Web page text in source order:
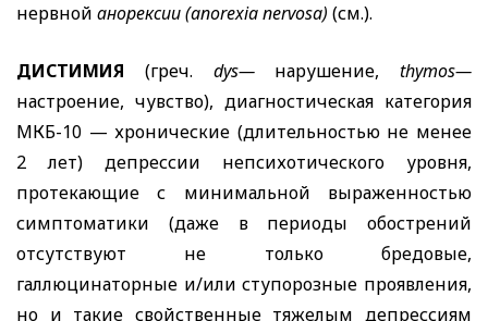
нервной анорексии (anorexianervosa) (см.).
ДИСТИМИЯ (греч. dys— нарушение, thymos—
настроение, чувство), диагностическая категория
МКБ-10 — хронические (длительностью не менее
2 лет) депрессии непсихотического уровня,
протекающие с минимальной выраженностью
симптоматики (даже в периоды обострений
отсутствуют не только бредовые,
галлюцинаторные и/или ступорозные проявления,
но и такие свойственные тяжелым депрессиям